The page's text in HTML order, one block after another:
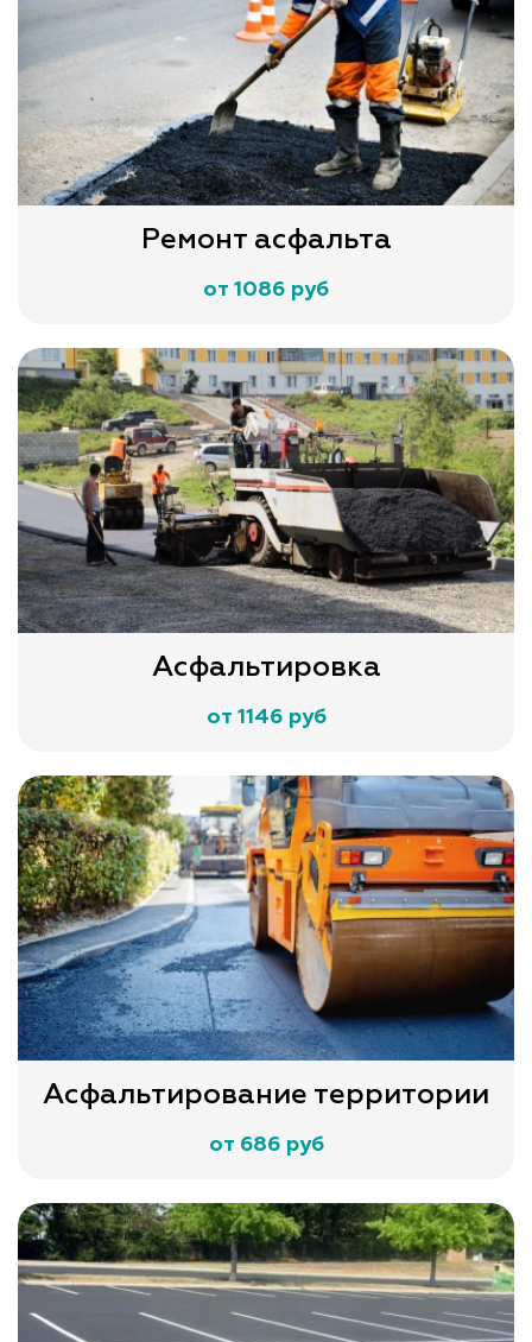
Ремонт асфальта
от 1086 руб
Асфальтировка
от 1146 руб
Асфальтирование территории
от 686 руб